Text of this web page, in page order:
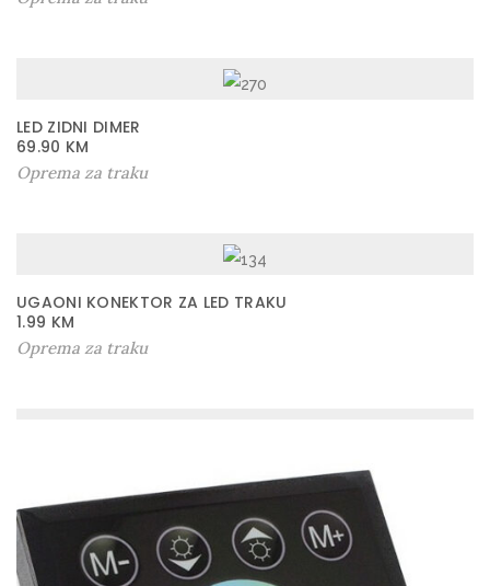
LED ZIDNI DIMER
69.90 KM
Oprema za traku
UGAONI KONEKTOR ZA LED TRAKU
1.99 KM
Oprema za traku